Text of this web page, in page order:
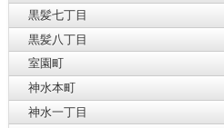
黒髪七丁目
黒髪八丁目
室園町
神水本町
神水一丁目